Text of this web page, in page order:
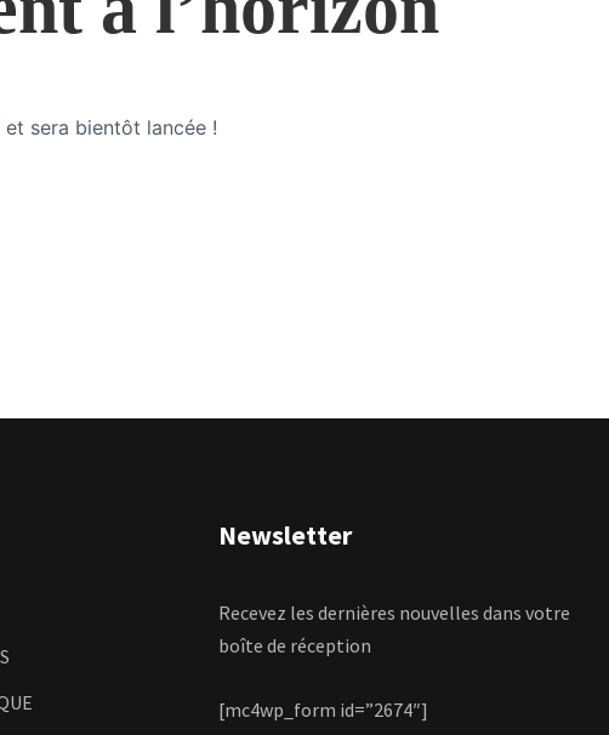
et sera bientôt lancée !
Newsletter
Recevez les dernières nouvelles dans votre
boîte de réception
[mc4wp_form id=”2674″]